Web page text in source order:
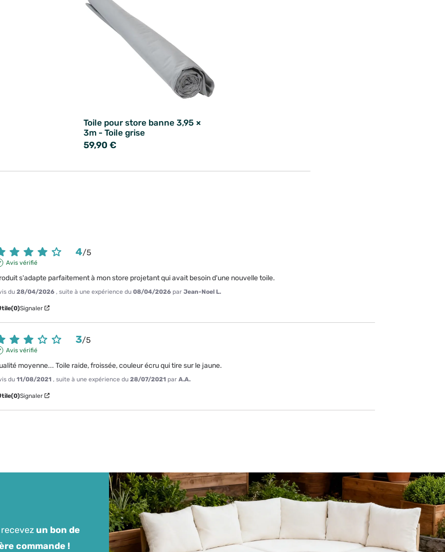
Toile pour store banne 3,95 ×
3m - Toile grise
59,90 €
4/5
Avis vérifié
s'adapte parfaitement à mon store projetant qui avait besoin d'une nouvelle toile.
du28/04/2026 , suite à une expérience du08/04/2026 parJean-Noel L.
(0)Signaler
3/5
Avis vérifié
moyenne... Toile raide, froissée, couleur écru qui tire sur le jaune.
du11/08/2021 , suite à une expérience du28/07/2021 parA.A.
(0)Signaler
un bon de
commande !